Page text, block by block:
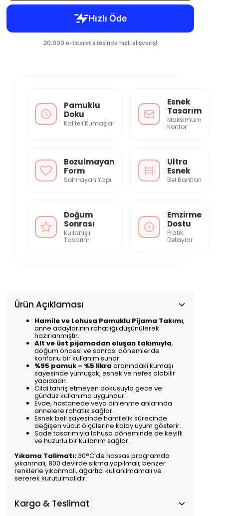
Pamuklu
Doku
Kaliteli Kumaşlar
Esnek
Tasarım
Maksimum
Konfor
Bozulmayan
Form
Solmayan Yapı
Ultra
Esnek
Bel Bantları
Doğum
Sonrası
Kullanışlı
Tasarım
Emzirme
Dostu
Pratik
Detaylar
Ürün Açıklaması
Hamile ve Lohusa Pamuklu Pijama Takımı,
anne adaylarının rahatlığı düşünülerek
hazırlanmıştır.
Alt ve üst pijamadan oluşan takımıyla,
doğum öncesi ve sonrası dönemlerde
konforlu bir kullanım sunar.
%95 pamuk – %5 likra oranındaki kumaşı
sayesinde yumuşak, esnek ve nefes alabilir
yapıdadır.
Cildi tahriş etmeyen dokusuyla gece ve
gündüz kullanıma uygundur.
Evde, hastanede veya dinlenme anlarında
annelere rahatlık sağlar.
Esnek beli sayesinde hamilelik sürecinde
değişen vücut ölçülerine kolay uyum gösterir.
Sade tasarımıyla lohusa döneminde de keyifli
ve huzurlu bir kullanım sağlar.
Yıkama Talimatı:30°C’de hassas programda
yıkanmalı, 800 devirde sıkma yapılmalı, benzer
renklerle yıkanmalı, ağartıcı kullanılmamalı ve
sererek kurutulmalıdır.
Kargo & Teslimat